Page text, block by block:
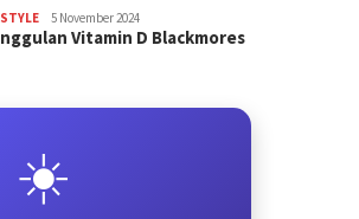
5 November 2024
Vitamin D Blackmores
☀️